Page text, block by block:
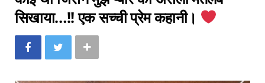
सिखाया…!! एक सच्ची प्रेम कहानी।